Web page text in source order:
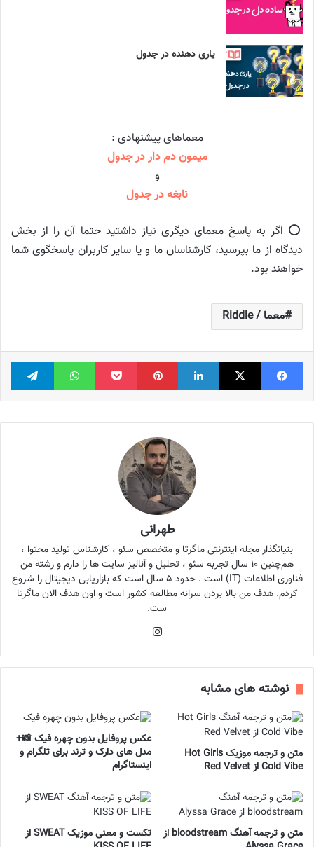
یاری دهنده در جدول
معماهای پیشنهادی :
میمون دم دار در جدول
و
نابغه در جدول
⭕️ اگر به پاسخ معمای دیگری نیاز داشتید حتما آن را از بخش
دیدگاه از ما بپرسید، کارشناسان ما و یا سایر کاربران پاسخگوی شما
خواهند بود.
معما / Riddle
فیس بوک X لینکدین ‫پین‌ترست پاکت واتس آپ
طهرانی
بنیانگذار مجله اینترنتی ماگرتا و متخصص سئو ، کارشناس تولید محتوا ،
هم‌چنین ۱۰ سال تجربه سئو ، تحلیل و آنالیز سایت ها را دارم و رشته من
فناوری اطلاعات (IT) است . حدود ۵ سال است که بازاریابی دیجیتال را شروع
کردم. هدف من بالا بردن سرانه مطالعه کشور است و اون هدف الان ماگرتا
ست.
نوشته های مشابه
متن و ترجمه موزیک Hot Girls
Cold Vibe از Red Velvet
عکس پروفایل بدون چهره فیک 📸+
مدل های دارک و ترند برای تلگرام و
اینستاگرام
متن و ترجمه آهنگ bloodstream از
تکست و معنی موزیک SWEAT از